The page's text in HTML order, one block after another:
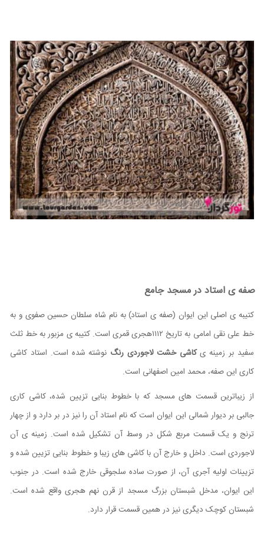
صفه ی استاد در مسجد جامع
کتیبه ی اصلی این ایوان (صفه ی استاد) به نام شاه سلطان حسین صفوی و به
خط علی نقی امامی به تاریخ ۱۱۱۲هجری قمری است. کتیبه ی مزبور به خط ثلث
سفید بر زمینه یکاشی خشت لاجوردی رنگ نوشته شده است. استاد کاشی
کاری این صفه، محمد امین اصفهانی است.
از زیباترین قسمت های مسجد که با خطوط بنایی تزیین شده، کاشی کاری
جالبی بر دیوار شمالی این ایوان است که نام استاد آن را نیز در بر دارد و از چهار
ترنج و یک قسمت مربع شکل در وسط آن تشکیل شده است. زمینه ی آن
لاجوردی است. داخل و خارج آن با کاشی های زیبا و خطوط بنایی تزیین شده و
تزیینات اولیه آجری آن، از صورت ساده سلجوقی خارج شده است. در جنوب
این ایوان، مدخل شبستان بزرگ مسجد از قرن نهم هجری واقع شده است.
شبستان کوچک دیگری نیز در همین قسمت قرار دارد.